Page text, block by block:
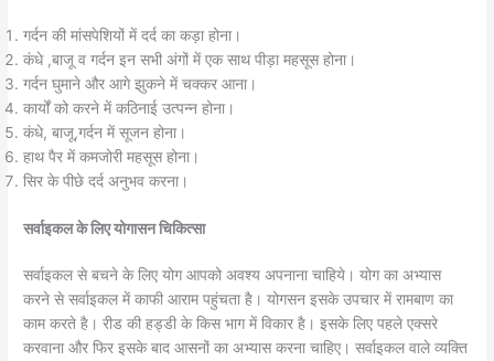
गर्दन की मांसपेशियों में दर्द का कड़ा होना।
कंधे ,बाजू व गर्दन इन सभी अंगों में एक साथ पीड़ा महसूस होना।
गर्दन घुमाने और आगे झुकने में चक्कर आना।
कार्यों को करने में कठिनाई उत्पन्न होना।
कंधे, बाजू,गर्दन में सूजन होना।
हाथ पैर में कमजोरी महसूस होना।
सिर के पीछे दर्द अनुभव करना।
सर्वाइकल के लिए योगासन चिकित्सा
सर्वाइकल से बचने के लिए योग आपको अवश्य अपनाना चाहिये। योग का अभ्यास
करने से सर्वाइकल में काफी आराम पहुंचता है। योगसन इसके उपचार में रामबाण का
काम करते है। रीड की हड्डी के किस भाग में विकार है। इसके लिए पहले एक्सरे
करवाना और फिर इसके बाद आसनों का अभ्यास करना चाहिए। सर्वाइकल वाले व्यक्ति